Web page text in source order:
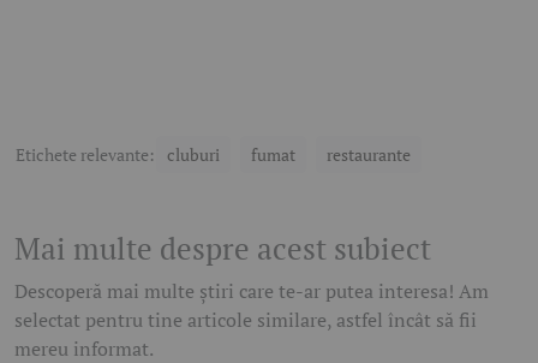
Etichete relevante: cluburi fumat restaurante
Mai multe despre acest subiect
Descoperă mai multe știri care te-ar putea interesa! Am
selectat pentru tine articole similare, astfel încât să fii
mereu informat.